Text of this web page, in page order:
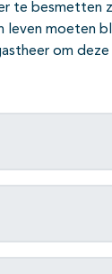
te besmetten
leven moeten
om